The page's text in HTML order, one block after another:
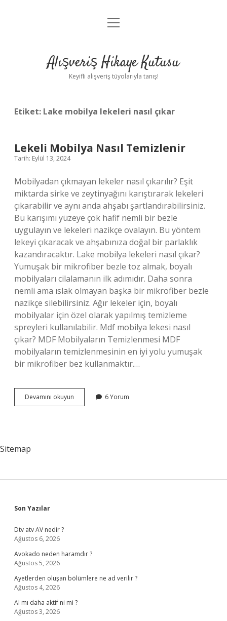
Anasayfa
Yasal Uyarı
menüyü
Alışveriş Hikaye Kutusu
Keyifli alışveriş tüyolarıyla tanış!
Etiket: Lake mobilya lekeleri nasıl çıkar
Lekeli Mobilya Nasıl Temizlenir
Tarih: Eylül 13, 2024
Mobilyadan çıkmayan lekeler nasıl çıkarılır? Eşit
miktarda sirke ve zeytinyağını karıştırarak lekeleri
çıkarabilir ve aynı anda ahşabı şartlandırabilirsiniz.
Bu karışımı yüzeye çok hafif nemli bir bezle
uygulayın ve lekeleri nazikçe ovalayın. Bu yöntem
lekeyi çıkaracak ve ahşabınıza doğal bir parlaklık
kazandıracaktır. Lake mobilya lekeleri nasıl çıkar?
Yumuşak bir mikrofiber bezle toz almak, boyalı
mobilyaları cilalamanın ilk adımıdır. Daha sonra
nemli ama ıslak olmayan başka bir mikrofiber bezle
nazikçe silebilirsiniz. Ağır lekeler için, boyalı
mobilyalar için özel olarak yapılmış temizleme
spreyleri kullanılabilir. Mdf mobilya lekesi nasıl
çıkar? MDF Mobilyaların Temizlenmesi MDF
mobilyaların temizlenmesinin en iyi yolu yumuşak
bir mikrofiber bez kullanmaktır.…
Devamını okuyun
Mobilya
6 Yorum
Sitemap
Sidebar
Son Yazılar
Dtv atv AV nedir ?
Ağustos 6, 2026
Avokado neden haramdır ?
Ağustos 5, 2026
Ayetlerden oluşan bölümlere ne ad verilir ?
Ağustos 4, 2026
Al mı daha aktif ni mi ?
Ağustos 3, 2026